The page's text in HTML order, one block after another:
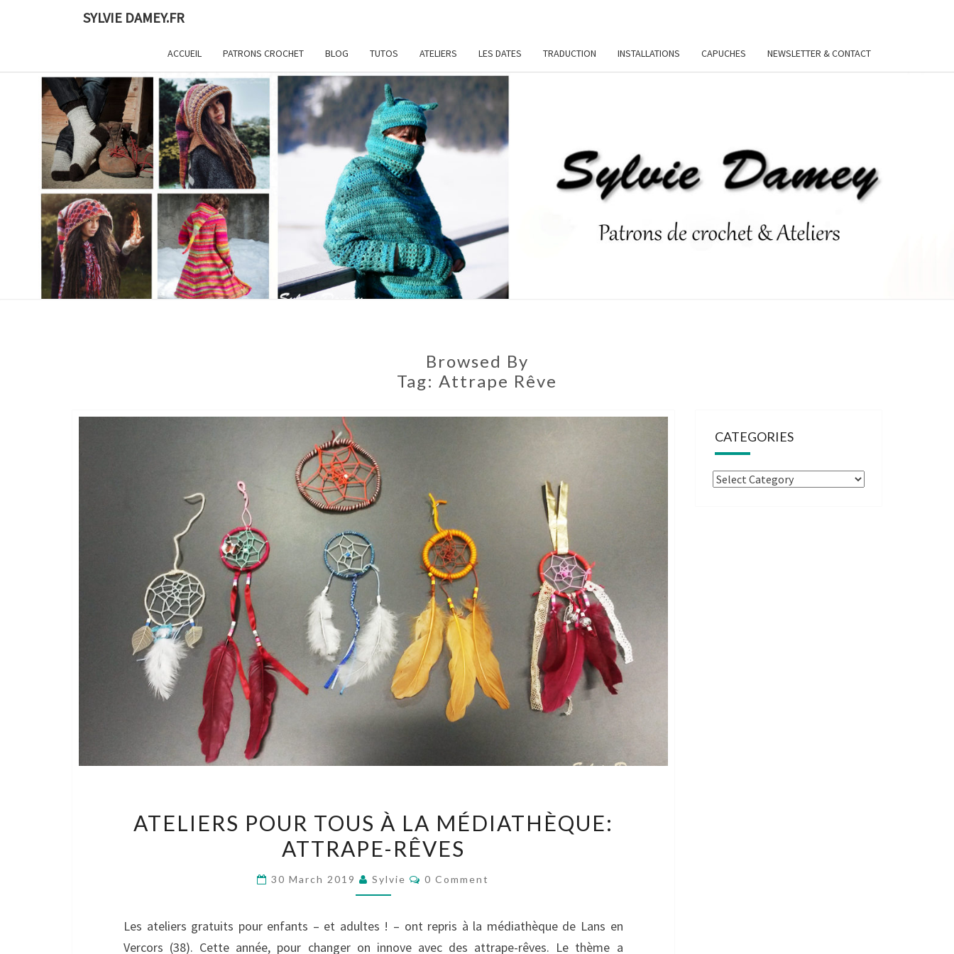
SYLVIE DAMEY.FR
ACCUEIL PATRONS CROCHET BLOG TUTOS ATELIERS LES DATES TRADUCTION INSTALLATIONS CAPUCHES NEWSLETTER & CONTACT
SYLVIE
Crochet
Et
Browsed By
Tag: Attrape Rêve
POUR
TOUS
LA
ATTRAPE-
ATELIERS POUR TOUS À LA MÉDIATHÈQUE:
ATTRAPE-RÊVES
30 March 2019 Sylvie Comments
0 Comment
Les ateliers gratuits pour enfants – et adultes ! – ont repris à la médiathèque de Lans en
Vercors (38). Cette année, pour changer on innove avec des attrape-rêves. Le thème a
CATEGORIES
Categories